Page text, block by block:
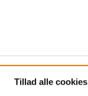
Tillad alle cookies